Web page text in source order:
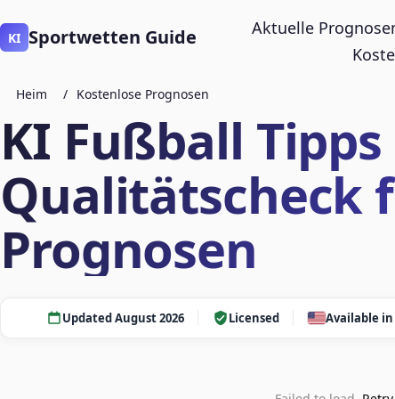
KI Sportwetten Guide Aktuelle
Heim / Kostenlose Prognosen
KI Fußball
Qualitätscheck
Prognosen
Updated August 2026 Licensed Available in